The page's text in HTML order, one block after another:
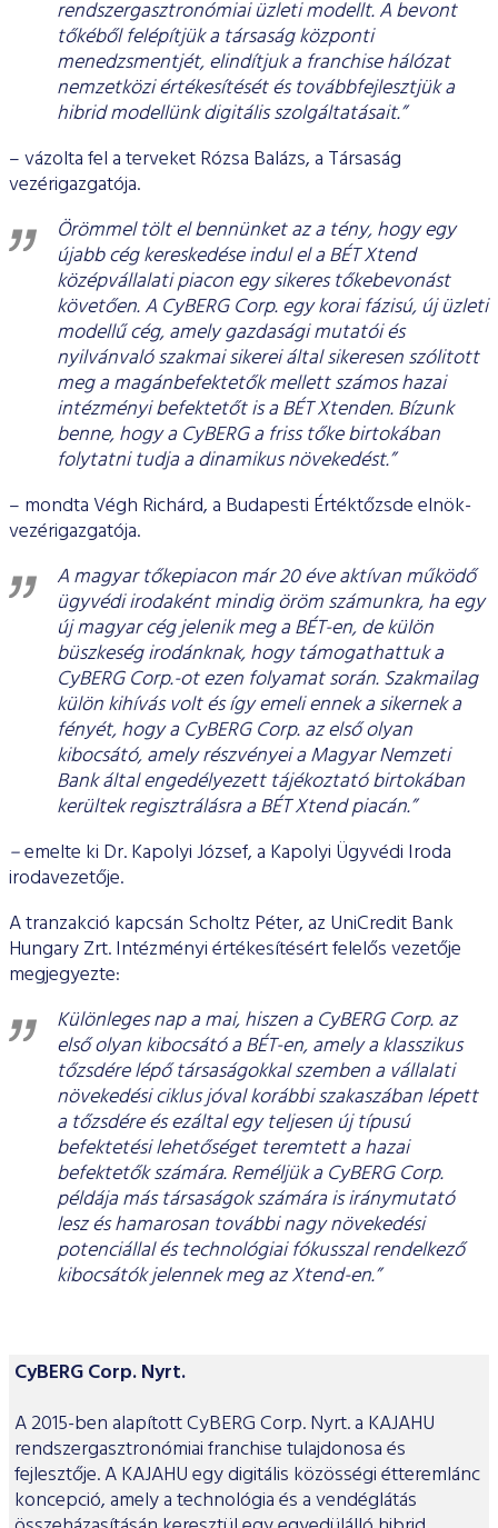
rendszergasztronómiai üzleti modellt. A bevont
tőkéből felépítjük a társaság központi
menedzsmentjét, elindítjuk a franchise hálózat
nemzetközi értékesítését és továbbfejlesztjük a
hibrid modellünk digitális szolgáltatásait.”
– vázolta fel a terveket Rózsa Balázs, a Társaság
vezérigazgatója.
Örömmel tölt el bennünket az a tény, hogy egy
újabb cég kereskedése indul el a BÉT Xtend
középvállalati piacon egy sikeres tőkebevonást
követően. A CyBERG Corp. egy korai fázisú, új üzleti
modellű cég, amely gazdasági mutatói és
nyilvánvaló szakmai sikerei által sikeresen szólitott
meg a magánbefektetők mellett számos hazai
intézményi befektetőt is a BÉT Xtenden. Bízunk
benne, hogy a CyBERG a friss tőke birtokában
folytatni tudja a dinamikus növekedést.”
– mondta Végh Richárd, a Budapesti Értéktőzsde elnök-
vezérigazgatója.
A magyar tőkepiacon már 20 éve aktívan működő
ügyvédi irodaként mindig öröm számunkra, ha egy
új magyar cég jelenik meg a BÉT-en, de külön
büszkeség irodánknak, hogy támogathattuk a
CyBERG Corp.-ot ezen folyamat során. Szakmailag
külön kihívás volt és így emeli ennek a sikernek a
fényét, hogy a CyBERG Corp. az első olyan
kibocsátó, amely részvényei a Magyar Nemzeti
Bank által engedélyezett tájékoztató birtokában
kerültek regisztrálásra a BÉT Xtend piacán.”
–emelte ki Dr. Kapolyi József, a Kapolyi Ügyvédi Iroda
irodavezetője.
A tranzakció kapcsán Scholtz Péter, az UniCredit Bank
Hungary Zrt. Intézményi értékesítésért felelős vezetője
megjegyezte:
Különleges nap a mai, hiszen a CyBERG Corp. az
első olyan kibocsátó a BÉT-en, amely a klasszikus
tőzsdére lépő társaságokkal szemben a vállalati
növekedési ciklus jóval korábbi szakaszában lépett
a tőzsdére és ezáltal egy teljesen új típusú
befektetési lehetőséget teremtett a hazai
befektetők számára. Reméljük a CyBERG Corp.
példája más társaságok számára is iránymutató
lesz és hamarosan további nagy növekedési
potenciállal és technológiai fókusszal rendelkező
kibocsátók jelennek meg az Xtend-en.”
CyBERG Corp. Nyrt.
A 2015-ben alapított CyBERG Corp. Nyrt. a KAJAHU
rendszergasztronómiai franchise tulajdonosa és
fejlesztője. A KAJAHU egy digitális közösségi étteremlánc
koncepció, amely a technológia és a vendéglátás